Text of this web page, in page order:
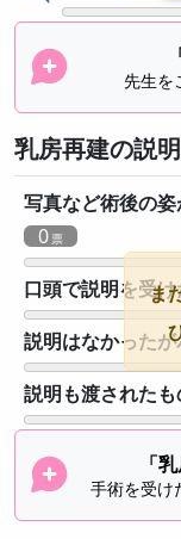
先生を
乳房再建の説
写真など術後の
0
口頭で説明を受け
説明はなかった
説明も渡された
「
手術を受け
ま